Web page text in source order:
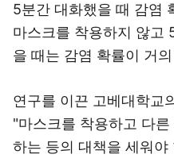
5분간 대화했을 때 감염
마스크를 착용하지 않고
을 때는 감염 확률이 거
연구를 이끈 고베대학교
"마스크를 착용하고 다
하는 등의 대책을 세워야